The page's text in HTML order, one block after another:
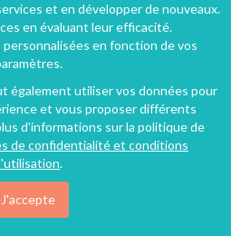
et en développer de nouveaux.
en évaluant leur efficacité.
en fonction de vos
également utiliser vos données pour
et vous proposer différents
d'informations sur la politique de
de confidentialité et conditions
.
J'accepte